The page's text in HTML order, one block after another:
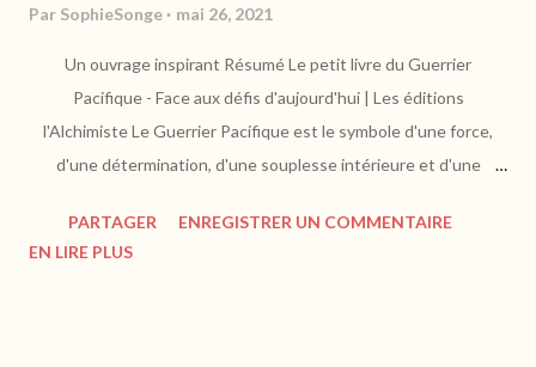
Par SophieSonge mai 26, 2021
Un ouvrage inspirant Résumé Le petit livre du Guerrier
Pacifique - Face aux défis d'aujourd'hui | Les éditions
l'Alchimiste Le Guerrier Pacifique est le symbole d'une force,
d'une détermination, d'une souplesse intérieure et d'une
- écologiques, sociaux,... - nous demandent de développer afin
de garder la tête froide, mais le cœur ouvert, et ainsi
PARTAGER
ENREGISTRER UN COMMENTAIRE
EN LIRE PLUS